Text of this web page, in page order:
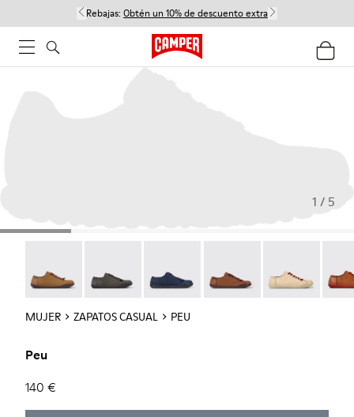
Rebajas: Obtén un 10% de descuento extra
1 / 5
MUJER ZAPATOS CASUAL PEU
Peu
140 €